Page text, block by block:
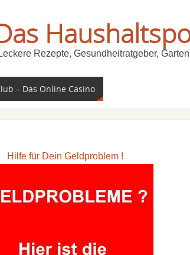
Rezepte, Gesundheitratgeber,
– Das Online Casino
Hilfe für Dein Geldproblem !